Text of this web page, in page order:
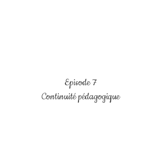
Episode 7
Continuité pédagogique